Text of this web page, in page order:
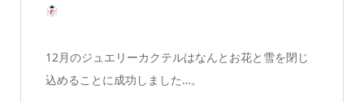
12月のジュエリーカクテルはなんとお花と雪を閉じ
込めることに成功しました…。